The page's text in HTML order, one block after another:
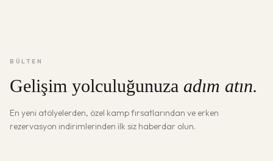
BÜLTEN
Gelişim yolculuğunuza adım atın.
En yeni atölyelerden, özel kamp fırsatlarından ve erken
rezervasyon indirimlerinden ilk siz haberdar olun.